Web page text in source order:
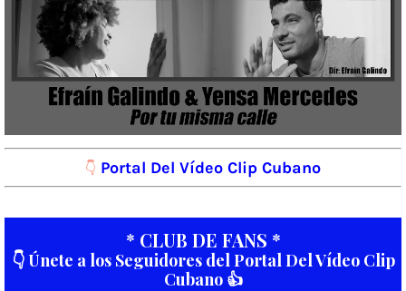
👇 Portal Del Vídeo Clip Cubano
* CLUB DE FANS *
👇 Únete a los Seguidores del Portal Del Vídeo Clip
Cubano 👍